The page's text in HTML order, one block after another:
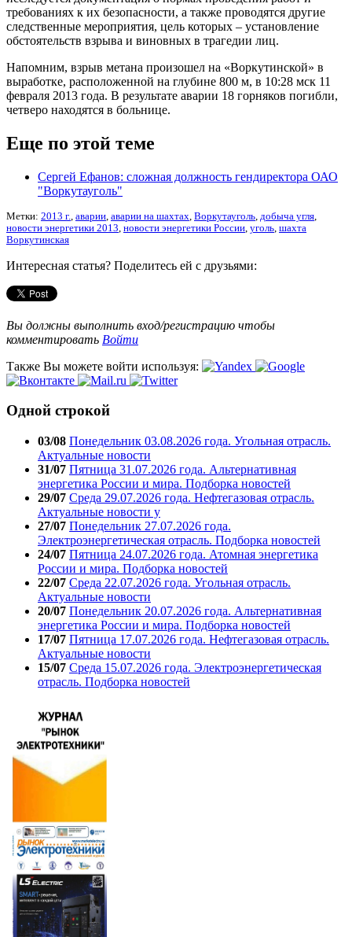
требованиях к их безопасности, а также проводятся другие
следственные мероприятия, цель которых – установление
обстоятельств взрыва и виновных в трагедии лиц.
Напомним, взрыв метана произошел на «Воркутинской» в
выработке, расположенной на глубине 800 м, в 10:28 мск 11
февраля 2013 года. В результате аварии 18 горняков погибли,
четверо находятся в больнице.
Еще по этой теме
Сергей Ефанов: сложная должность гендиректора ОАО
"Воркутауголь"
Метки: 2013 г. аварии аварии на шахтах Воркутауголь добыча угля
новости энергетики 2013 новости энергетики России уголь шахта
Воркутинская
Интересная статья? Поделитесь ей с друзьями:
Вы должны выполнить вход/регистрацию чтобы
комментировать Войти
Также Вы можете войти используя:
Одной строкой
03/08 Понедельник 03.08.2026 года. Угольная отрасль.
Актуальные новости
31/07 Пятница 31.07.2026 года. Альтернативная
энергетика России и мира. Подборка новостей
29/07 Среда 29.07.2026 года. Нефтегазовая отрасль.
Актуальные новости у
27/07 Понедельник 27.07.2026 года.
Электроэнергетическая отрасль. Подборка новостей
24/07 Пятница 24.07.2026 года. Атомная энергетика
России и мира. Подборка новостей
22/07 Среда 22.07.2026 года. Угольная отрасль.
Актуальные новости
20/07 Понедельник 20.07.2026 года. Альтернативная
энергетика России и мира. Подборка новостей
17/07 Пятница 17.07.2026 года. Нефтегазовая отрасль.
Актуальные новости
15/07 Среда 15.07.2026 года. Электроэнергетическая
отрасль. Подборка новостей